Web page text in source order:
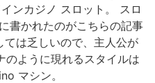
ンカジノ スロット。 スロ
書かれたのがこちらの記事
は乏しいので、主人公が
のように現れるスタイルは
マシン。